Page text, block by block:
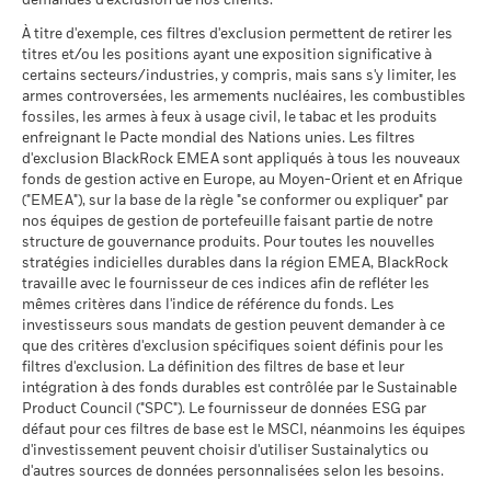
investissement est effectué dans une devise autre que celle
utilisée dans le calcul des performances passées. Source :
Blackrock
Le scénario de tension montre ce que vous pourriez obtenir
dans des situations de marché extrêmes.
Pointage de qualité ESG
MSCI (0-10)
au 17/juil./2026
Classification mondiale des
fonds selon Lipper
au 17/juil./2026
Equity Global
Moyenne pondérée de
l'intensité carbone MSCI
(tonnes de CO2e/M$ de
ventes)
au 17/juil./2026
% des avoirs à l'égard
desquels des données ESG
au 17/juil./2026
97,59
Pointage de qualité ESG
MSCI - centile par rapport aux
pairs
au 17/juil./2026
42,58
Fonds dans le groupe de
pairs
au 17/juil./2026
5 521
MSCI - Charbon thermique
au 30/juin/2026
0,00%
MSCI - Sables bitumineux
au 30/juin/2026
0,00%
Données sur la
participation aux secteurs
d'activité
au 30/juin/2026
99,74%
Pourcentage des avoirs du
fonds à l'égard desquels
des données ne sont pas
disponibles
au 30/juin/2026
L'exposition de BlackRock aux secteurs d'activité, telle qu'elle
est indiquée ci-dessus, pour le charbon thermique et les
sables bitumineux, est calculée et déclarée pour les
entreprises qui tirent plus de 5 % de leurs revenus du
BlackRock Funds I ICAV - Prospectus (English
- Austria^Belgium^Czech
Republic^Spain^Sweden^Switzerland^United
Kingdom)
BlackRock Funds I ICAV - Prospectus (French
- France)
Voir tous les documents
À titre d'exemple, ces filtres d'exclusion permettent de retirer les
titres et/ou les positions ayant une exposition significative à
certains secteurs/industries, y compris, mais sans s'y limiter, les
armes controversées, les armements nucléaires, les combustibles
fossiles, les armes à feux à usage civil, le tabac et les produits
enfreignant le Pacte mondial des Nations unies. Les filtres
d'exclusion BlackRock EMEA sont appliqués à tous les nouveaux
fonds de gestion active en Europe, au Moyen-Orient et en Afrique
("EMEA"), sur la base de la règle "se conformer ou expliquer" par
nos équipes de gestion de portefeuille faisant partie de notre
structure de gouvernance produits. Pour toutes les nouvelles
stratégies indicielles durables dans la région EMEA, BlackRock
travaille avec le fournisseur de ces indices afin de refléter les
mêmes critères dans l'indice de référence du fonds. Les
investisseurs sous mandats de gestion peuvent demander à ce
que des critères d'exclusion spécifiques soient définis pour les
filtres d'exclusion. La définition des filtres de base et leur
intégration à des fonds durables est contrôlée par le Sustainable
Product Council ("SPC"). Le fournisseur de données ESG par
défaut pour ces filtres de base est le MSCI, néanmoins les équipes
d'investissement peuvent choisir d'utiliser Sustainalytics ou
d'autres sources de données personnalisées selon les besoins.